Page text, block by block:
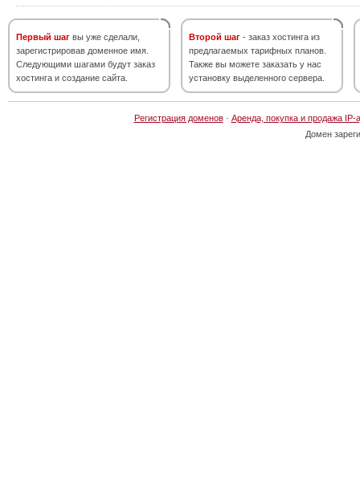
Первый шаг вы уже сделали,
зарегистрировав доменное имя.
Следующими шагами будут заказ
хостинга и создание сайта.
Второй шаг - заказ хостинга из
предлагаемых тарифных планов.
Также вы можете заказать у нас
установку выделенного сервера.
Регистрация доменов· Аренда, покупка и продажа IP-
Домен